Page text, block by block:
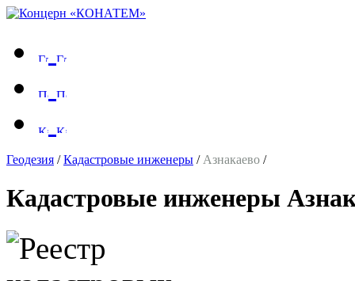
Геодезия /Кадастровые инженеры / Азнакаево /
Кадастровые инженеры